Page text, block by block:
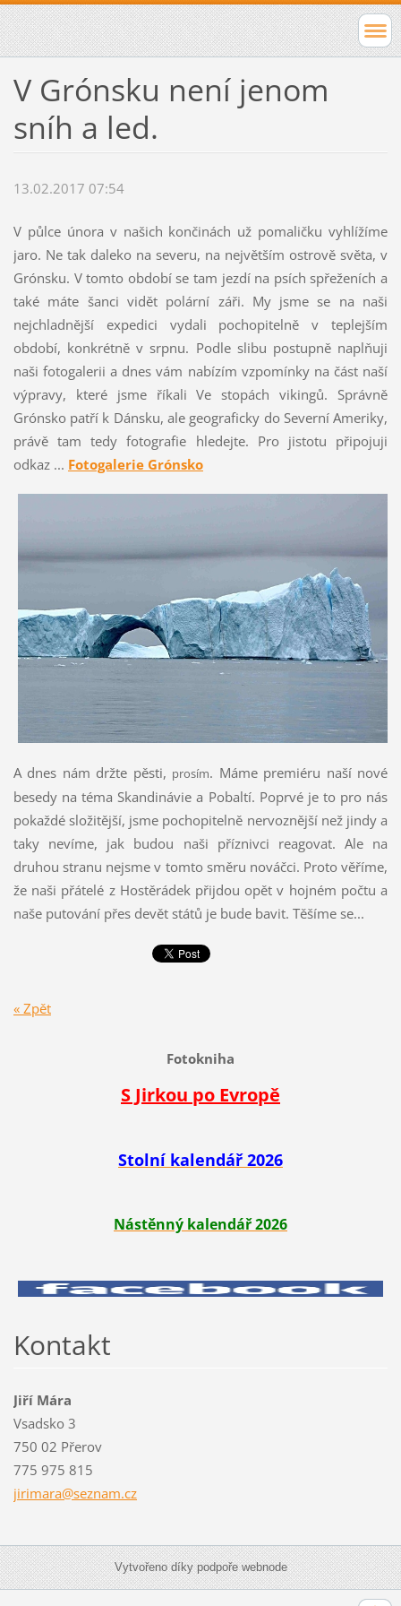
V Grónsku není jenom
sníh a led.
13.02.2017 07:54
V půlce února v našich končinách už pomaličku vyhlížíme
jaro. Ne tak daleko na severu, na největším ostrově světa, v
Grónsku. V tomto období se tam jezdí na psích spřeženích a
také máte šanci vidět polární záři. My jsme se na naši
nejchladnější expedici vydali pochopitelně v teplejším
období, konkrétně v srpnu. Podle slibu postupně naplňuji
naši fotogalerii a dnes vám nabízím vzpomínky na část naší
výpravy, které jsme říkali Ve stopách vikingů. Správně
Grónsko patří k Dánsku, ale geograficky do Severní Ameriky,
právě tam tedy fotografie hledejte. Pro jistotu připojuji
odkaz ... Fotogalerie Grónsko
A dnes nám držte pěsti, prosím. Máme premiéru naší nové
besedy na téma Skandinávie a Pobaltí. Poprvé je to pro nás
pokaždé složitější, jsme pochopitelně nervoznější než jindy a
taky nevíme, jak budou naši příznivci reagovat. Ale na
druhou stranu nejsme v tomto směru nováčci. Proto věříme,
že naši přátelé z Hostěrádek přijdou opět v hojném počtu a
naše putování přes devět států je bude bavit. Těšíme se...
« Zpět
Fotokniha
S Jirkou po Evropě
Stolní kalendář 2026
Nástěnný kalendář 2026
Kontakt
Jiří Mára
Vsadsko 3
750 02 Přerov
775 975 815
jirimara@seznam.cz
Vytvořeno díky podpoře webnode